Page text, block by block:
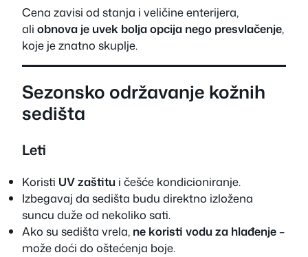
Cena zavisi od stanja i veličine enterijera,
ali obnova je uvek bolja opcija nego presvlačenje,
koje je znatno skuplje.
Sezonsko održavanje kožnih
sedišta
Leti
Koristi UV zaštitu i češće kondicioniranje.
Izbegavaj da sedišta budu direktno izložena
suncu duže od nekoliko sati.
Ako su sedišta vrela, ne koristi vodu za hlađenje–
može doći do oštećenja boje.